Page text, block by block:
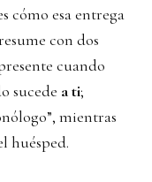
cómo esa entrega
con dos
cuando
sucede a ti;
mientras
huésped.